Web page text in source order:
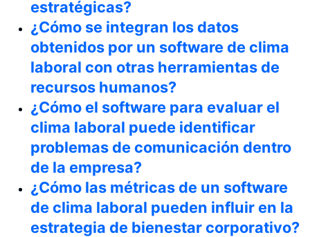
estratégicas?
¿Cómo se integran los datos
obtenidos por un software de clima
laboral con otras herramientas de
recursos humanos?
¿Cómo el software para evaluar el
clima laboral puede identificar
problemas de comunicación dentro
de la empresa?
¿Cómo las métricas de un software
de clima laboral pueden influir en la
estrategia de bienestar corporativo?